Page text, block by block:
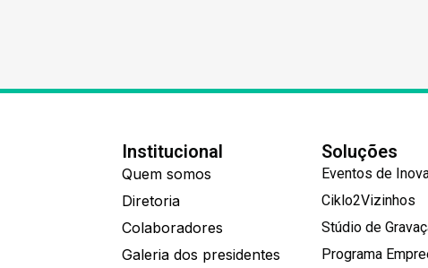
Institucional
Quem somos
Diretoria
Colaboradores
Galeria dos presidentes
Soluções
Eventos de
Ciklo2Vizinhos
Stúdio de
Programa